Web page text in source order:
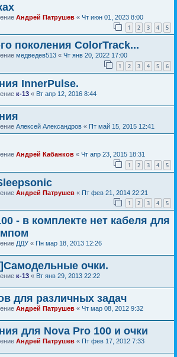
Андрей Патрушев « Чт июн 01, 2023 8:00
1 2 3 4 5
поколения ColorTrack...
медведев513 « Чт янв 20, 2022 17:00
1 2 3 4 5 6
InnerPulse.
к-13 « Вт апр 12, 2016 8:44
Алексей Александров « Пт май 15, 2015 12:41
Андрей Кабанков « Чт апр 23, 2015 18:31
1 2 3 4 5
Андрей Патрушев « Пт фев 21, 2014 22:21
1 2 3 4 5
- в комплекте нет кабеля для
ДДУ « Пн мар 18, 2013 12:26
очки.
к-13 « Вт янв 29, 2013 22:22
для различных задач
Андрей Патрушев « Чт мар 08, 2012 9:32
для Nova Pro 100 и очки
Андрей Патрушев « Пт фев 17, 2012 7:33